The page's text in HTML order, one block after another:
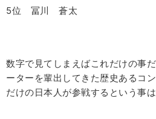
5位 冨川 蒼太
数字で見てしまえばこれだけの事
ーターを輩出してきた歴史あるコ
だけの日本人が参戦するという事